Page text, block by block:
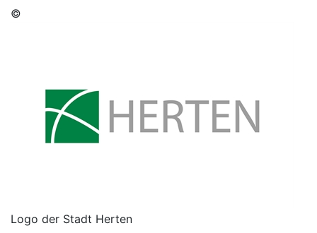
©
Logo der Stadt Herten